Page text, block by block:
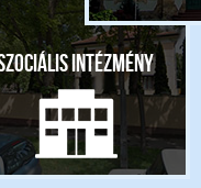
intézmény